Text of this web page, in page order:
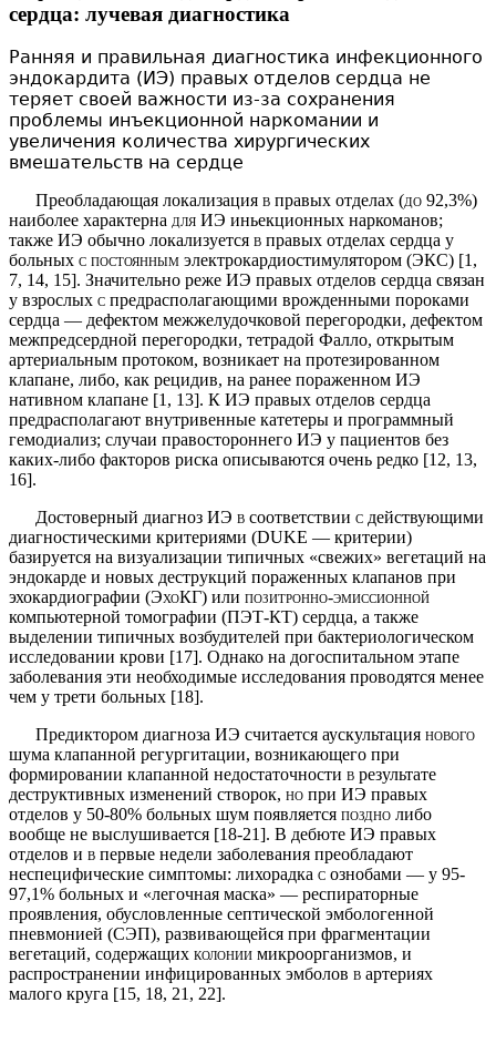
сердца: лучевая диагностика
Ранняя и правильная диагностика инфекционного
эндокардита (ИЭ) правых отделов сердца не
теряет своей важности из-за сохранения
проблемы инъекционной наркомании и
увеличения количества хирургических
вмешательств на сердце
Преобладающая локализация в правых отделах (до 92,3%)
наиболее характерна для ИЭ иньекционных наркоманов;
также ИЭ обычно локализуется в правых отделах сердца у
больных с постоянным электрокар­диостимулятором (ЭКС) [1,
7, 14, 15]. Значительно реже ИЭ правых отделов сердца связан
у взрослых с предрасполагающими врожденными пороками
серд­ца — дефектом межжелудочковой перегородки, дефек­том
межпредсердной перегородки, тетрадой Фалло, открытым
артериальным протоком, возникает на про­тезированном
клапане, либо, как рецидив, на ранее пораженном ИЭ
нативном клапане [1, 13]. К ИЭ пра­вых отделов сердца
предрасполагают внутривенные катетеры и программный
гемодиализ; случаи право­стороннего ИЭ у пациентов без
каких-либо факторов риска описываются очень редко [12, 13,
16].
Достоверный диагноз ИЭ в соответствии с действу­ющими
диагностическими критериями (DUKE — кри­терии)
базируется на визуализации типичных «све­жих» вегетаций на
эндокарде и новых деструкций пораженных клапанов при
эхокардиографии (ЭхоКГ) или позитронно-эмиссионной
компьютерной томог­рафии (ПЭТ-КТ) сердца, а также
выделении типичных возбудителей при бактериологическом
исследовании крови [17]. Однако на догоспитальном этапе
заболева­ния эти необходимые исследования проводятся менее
чем у трети больных [18].
Предиктором диагноза ИЭ считается аускультация нового
шума клапанной регургитации, возникающе­го при
формировании клапанной недостаточности в результате
деструктивных изменений створок, но при ИЭ правых
отделов у 50-80% больных шум появляет­ся поздно либо
вообще не выслушивается [18-21]. В дебюте ИЭ правых
отделов и в первые недели забо­левания преобладают
неспецифические симптомы: лихорадка с ознобами — у 95-
97,1% больных и «легоч­ная маска» — респираторные
проявления, обусловлен­ные септической эмбологенной
пневмонией (СЭП), развивающейся при фрагментации
вегетаций, содер­жащих колонии микроорганизмов, и
распространении инфицированных эмболов в артериях
малого круга [15, 18, 21, 22].